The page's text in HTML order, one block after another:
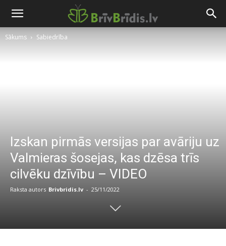
Sākums Sabiedrība
Izskan pirmās versijas par avāriju uz
Valmieras šosejas, kas dzēsa trīs
cilvēku dzīvību – VIDEO
Raksta autors Brivbridis.lv - 25/11/2022